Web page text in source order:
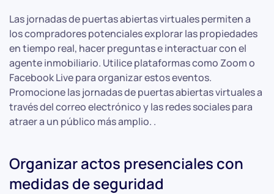
Las jornadas de puertas abiertas virtuales permiten a
los compradores potenciales explorar las propiedades
en tiempo real, hacer preguntas e interactuar con el
agente inmobiliario. Utilice plataformas como Zoom o
Facebook Live para organizar estos eventos.
Promocione las jornadas de puertas abiertas virtuales a
través del correo electrónico y las redes sociales para
atraer a un público más amplio. .
Organizar actos presenciales con
medidas de seguridad